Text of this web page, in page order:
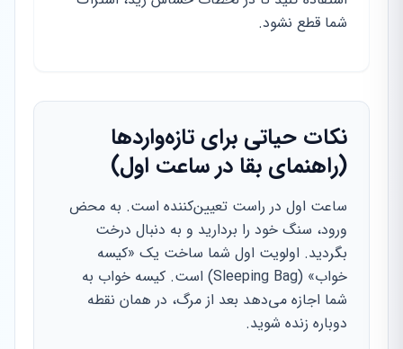
شما قطع نشود.
نکات حیاتی برای تازه‌واردها
(راهنمای بقا در ساعت اول)
ساعت اول در راست تعیین‌کننده است. به محض
ورود، سنگ خود را بردارید و به دنبال درخت
بگردید. اولویت اول شما ساخت یک «کیسه
خواب» (Sleeping Bag) است. کیسه خواب به
شما اجازه می‌دهد بعد از مرگ، در همان نقطه
دوباره زنده شوید.